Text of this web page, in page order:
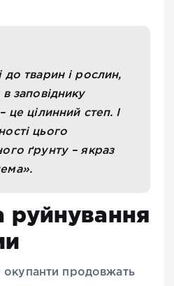
до тварин і рослин,
заповіднику
це цілинний степ. І
цього
ґрунту – якраз
руйнування
окупанти продовжать